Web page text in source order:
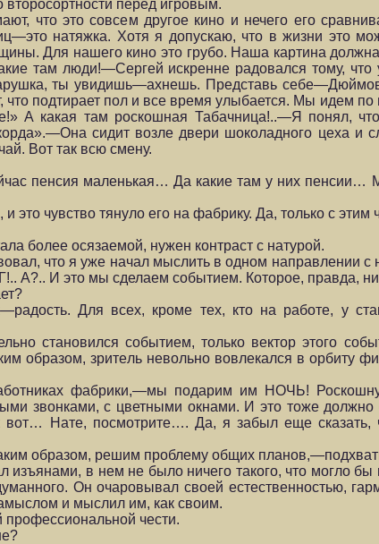
перед игровым.
что это совсем другое кино и нечего его
натяжка. Хотя я допускаю, что в жизни это
Для нашего кино это грубо. Наша картина
там люди!—Сергей искренне радовался тому,
ты увидишь—ахнешь. Представь
подтирает пол и все время улыбается. Мы идем
А какая там роскошная Табачница!..—Я понял,
сидит возле двери шоколадного цеха и
Вот так всю смену.
пенсия маленькая… Да какие там у них пенсии…
чувство тянуло его на фабрику. Да, только с этим
более осязаемой, нужен контраст с натурой.
что я уже начал мыслить в одном направлении
И это мы сделаем событием. Которое, правда,
Для всех, кроме тех, кто на работе, у
становился событием, только вектор этого
образом, зритель невольно вовлекался в орбиту
фабрики,—мы подарим им НОЧЬ!
звонками, с цветными окнами. И это тоже должно
Нате, посмотрите…. Да, я забыл еще сказать,
образом, решим проблему общих
изъянами, в нем не было ничего такого, что могло
Он очаровывал своей естественностью,
и мыслил им, как своим.
чести.